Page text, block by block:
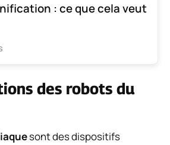
: ce que cela veut
des robots du
sont des dispositifs